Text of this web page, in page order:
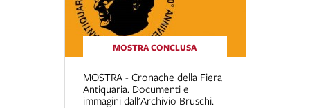
MOSTRA CONCLUSA
MOSTRA - Cronache della Fiera
Antiquaria. Documenti e
immagini dall'Archivio Bruschi.